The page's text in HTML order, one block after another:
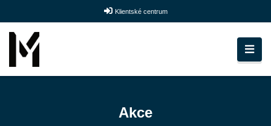
Klientské centrum
Akce